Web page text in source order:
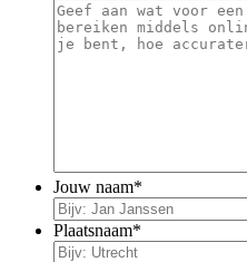
Jouw naam*
Plaatsnaam*